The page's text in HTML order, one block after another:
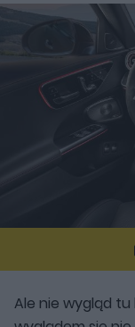
Ale nie wygląd